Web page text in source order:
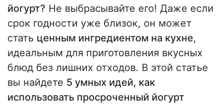
йогурт? Не выбрасывайте его! Даже если
срок годности уже близок, он может
стать ценным ингредиентом на кухне,
идеальным для приготовления вкусных
блюд без лишних отходов. В этой статье
вы найдете 5 умных идей, как
использовать просроченный йогурт